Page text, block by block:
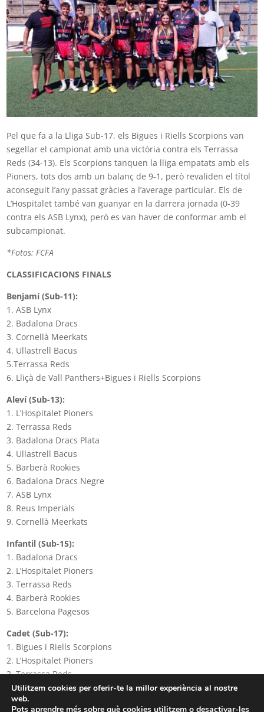
Pel que fa a la Lliga Sub-17, els Bigues i Riells Scorpions van
segellar el campionat amb una victòria contra els Terrassa
Reds (34-13). Els Scorpions tanquen la lliga empatats amb els
Pioners, tots dos amb un balanç de 9-1, però revaliden el títol
aconseguit l’any passat gràcies a l’average particular. Els de
L’Hospitalet també van guanyar en la darrera jornada (0-39
contra els ASB Lynx), però es van haver de conformar amb el
subcampionat.
*Fotos: FCFA
CLASSIFICACIONS FINALS
Benjamí (Sub-11):
1. ASB Lynx
2. Badalona Dracs
3. Cornellà Meerkats
4. Ullastrell Bacus
5.Terrassa Reds
6. Lliçà de Vall Panthers+Bigues i Riells Scorpions
Aleví (Sub-13):
1. L’Hospitalet Pioners
2. Terrassa Reds
3. Badalona Dracs Plata
4. Ullastrell Bacus
5. Barberà Rookies
6. Badalona Dracs Negre
7. ASB Lynx
8. Reus Imperials
9. Cornellà Meerkats
Infantil (Sub-15):
1. Badalona Dracs
2. L’Hospitalet Pioners
3. Terrassa Reds
4. Barberà Rookies
5. Barcelona Pagesos
Cadet (Sub-17):
1. Bigues i Riells Scorpions
2. L’Hospitalet Pioners
3. Terrassa Reds
4. ASB Lynx
5. Vallès Fènix
Utilitzem cookies per oferir-te la millor experiència al nostre
web.
Pots aprendre més sobre què cookies utilitzem o desactivar-les